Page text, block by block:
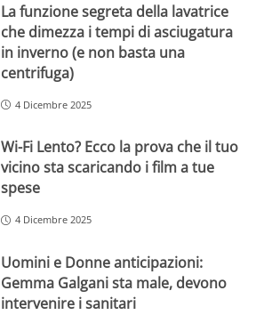
La funzione segreta della lavatrice
che dimezza i tempi di asciugatura
in inverno (e non basta una
centrifuga)
4 Dicembre 2025
Wi-Fi Lento? Ecco la prova che il tuo
vicino sta scaricando i film a tue
spese
4 Dicembre 2025
Uomini e Donne anticipazioni:
Gemma Galgani sta male, devono
intervenire i sanitari